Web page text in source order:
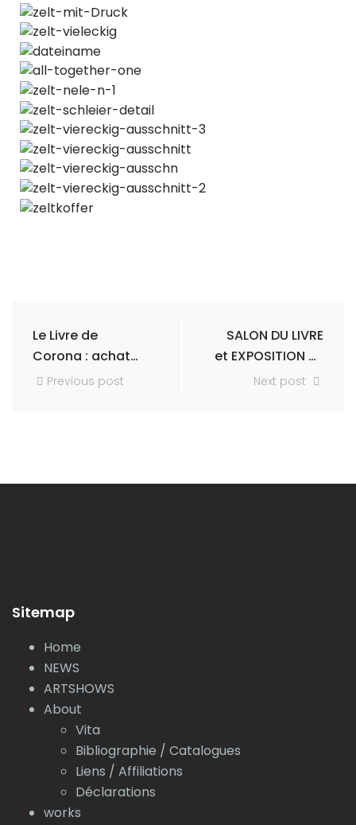
Le Livre de
Corona : achat
par la Kunst- und
Previous post
SALON DU LIVRE
et EXPOSITION DE
VITRINES
Next post
Sitemap
Home
NEWS
ARTSHOWS
About
Vita
Bibliographie / Catalogues
Liens / Affiliations
Déclarations
works